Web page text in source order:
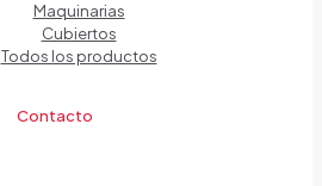
Maquinarias
Cubiertos
Todos los productos
Contacto